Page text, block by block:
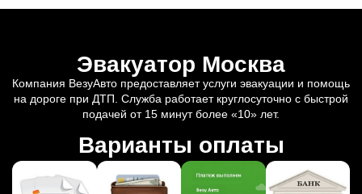
Эвакуатор Москва
Компания ВезуАвто предоставляет услуги эвакуации и помощь
на дороге при ДТП. Служба работает круглосуточно с быстрой
подачей от 15 минут более «10» лет.
Варианты оплаты